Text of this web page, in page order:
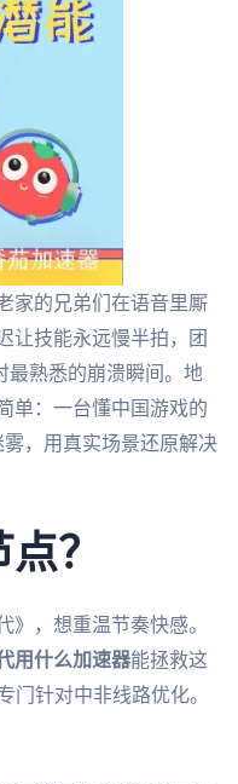
家的兄弟们在语音里厮
让技能永远慢半拍，团
最熟悉的崩溃瞬间。地
单：一台懂中国游戏的
，用真实场景还原解决
？
，想重温节奏快感。
用什么加速器能拯救这
针对中非线路优化。